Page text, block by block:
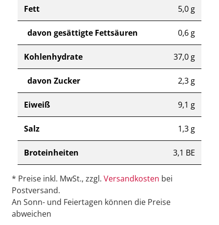
Fett 5,0 g
davon gesättigte Fettsäuren 0,6 g
Kohlenhydrate 37,0 g
davon Zucker 2,3 g
Eiweiß 9,1 g
Salz 1,3 g
Broteinheiten 3,1 BE
* Preise inkl. MwSt., zzgl. Versandkosten bei
Postversand.
An Sonn- und Feiertagen können die Preise
abweichen